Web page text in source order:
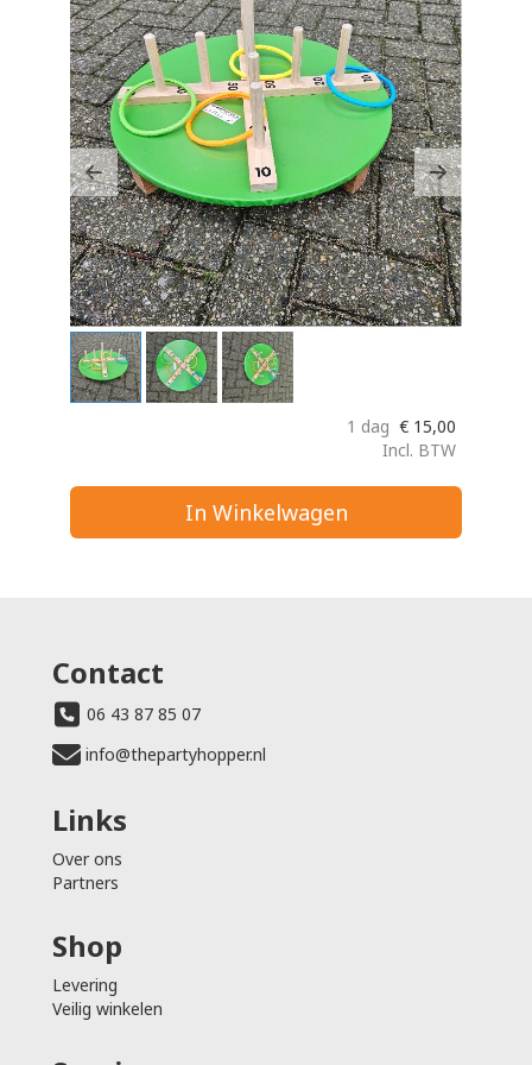
Previous Next
1 dag € 15,00
Incl. BTW
In Winkelwagen
Contact
06 43 87 85 07
info@thepartyhopper.nl
Links
Over ons
Partners
Shop
Levering
Veilig winkelen